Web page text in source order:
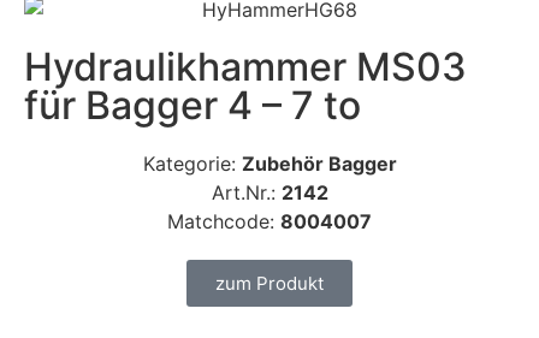
Hydraulikhammer MS03
für Bagger 4 – 7 to
Kategorie: Zubehör Bagger
Art.Nr.: 2142
Matchcode: 8004007
zum Produkt